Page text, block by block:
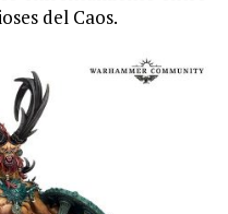
del Caos.